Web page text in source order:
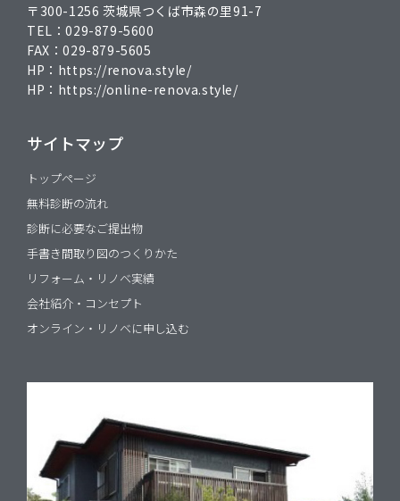
〒300-1256 茨城県つくば市森の里91-7
TEL：029-879-5600
FAX：029-879-5605
HP： https://renova.style/
HP： https://online-renova.style/
サイトマップ
トップページ
無料診断の流れ
診断に必要なご提出物
手書き間取り図のつくりかた
リフォーム・リノベ実績
会社紹介・コンセプト
オンライン・リノベに申し込む